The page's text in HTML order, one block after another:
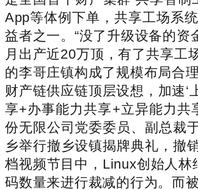
App等体例下单，共享工场系
益者之一。“没了升级设备的
月出产近20万顶，有了共享工
的李哥庄镇构成了规模布局合
财产链供应链顶层设想，加速‘
享+办事能力共享+立异能力共
份无限公司党委委员、副总裁
乡举行撤乡设镇揭牌典礼，撤
档视频节目中，Linux创始人林
码数量来进行裁减的行为。而